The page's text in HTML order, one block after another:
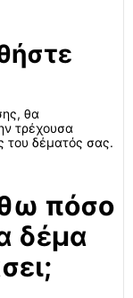
θα
τρέχουσα
του δέματός σας.
πόσο
δέμα